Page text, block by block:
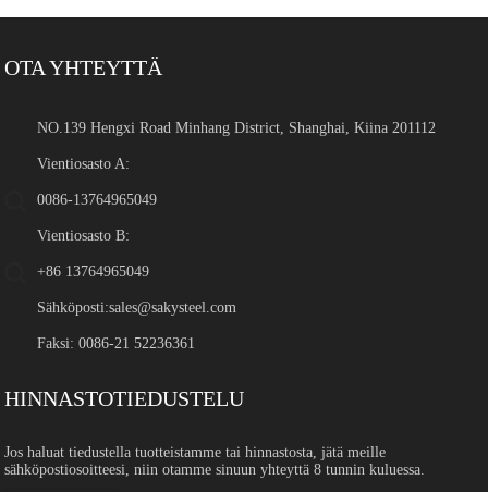
OTA YHTEYTTÄ
NO.139 Hengxi Road Minhang District, Shanghai, Kiina 201112
Vientiosasto A:
0086-13764965049
Vientiosasto B:
+86 13764965049
Sähköposti:sales@sakysteel.com
Faksi: 0086-21 52236361
HINNASTOTIEDUSTELU
Jos haluat tiedustella tuotteistamme tai hinnastosta, jätä meille
sähköpostiosoitteesi, niin otamme sinuun yhteyttä 8 tunnin kuluessa.